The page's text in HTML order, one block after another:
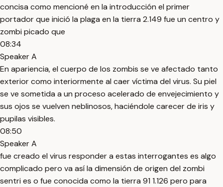
concisa como mencioné en la introducción el primer
portador que inició la plaga en la tierra 2.149 fue un centro y
zombi picado que
08:34
Speaker A
En apariencia, el cuerpo de los zombis se ve afectado tanto
exterior como interiormente al caer víctima del virus. Su piel
se ve sometida a un proceso acelerado de envejecimiento y
sus ojos se vuelven neblinosos, haciéndole carecer de iris y
pupilas visibles.
08:50
Speaker A
fue creado el virus responder a estas interrogantes es algo
complicado pero va así la dimensión de origen del zombi
sentri es o fue conocida como la tierra 91 1.126 pero para